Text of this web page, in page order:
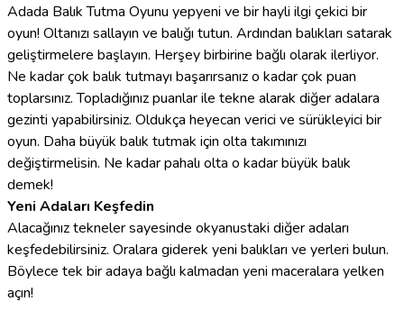
Adada Balık Tutma Oyunu yepyeni ve bir hayli ilgi çekici bir
oyun! Oltanızı sallayın ve balığı tutun. Ardından balıkları satarak
geliştirmelere başlayın. Herşey birbirine bağlı olarak ilerliyor.
Ne kadar çok balık tutmayı başarırsanız o kadar çok puan
toplarsınız. Topladığınız puanlar ile tekne alarak diğer adalara
gezinti yapabilirsiniz. Oldukça heyecan verici ve sürükleyici bir
oyun. Daha büyük balık tutmak için olta takımınızı
değiştirmelisin. Ne kadar pahalı olta o kadar büyük balık
demek!
Yeni Adaları Keşfedin
Alacağınız tekneler sayesinde okyanustaki diğer adaları
keşfedebilirsiniz. Oralara giderek yeni balıkları ve yerleri bulun.
Böylece tek bir adaya bağlı kalmadan yeni maceralara yelken
açın!